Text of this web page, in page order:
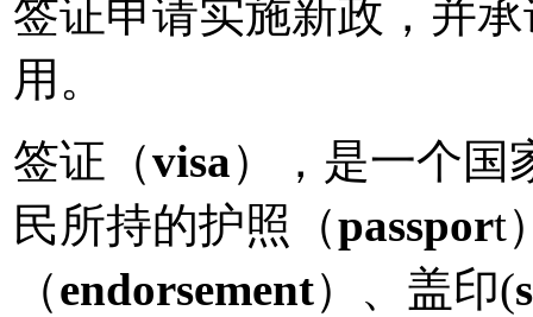
签证申请实施新政，并
用。
签证（visa），是一个国
民所持的护照（passport
（endorsement）、盖印(